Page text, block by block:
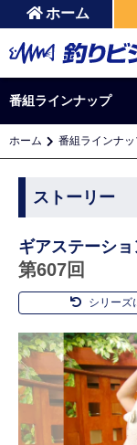
ホーム
番組ラインナップ
ホーム 番組ラインナ
ストーリー
ギアステーショ
第607回
シリーズ